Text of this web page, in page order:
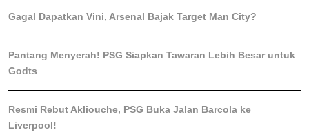
Gagal Dapatkan Vini, Arsenal Bajak Target Man City?
Pantang Menyerah! PSG Siapkan Tawaran Lebih Besar untuk
Godts
Resmi Rebut Akliouche, PSG Buka Jalan Barcola ke
Liverpool!